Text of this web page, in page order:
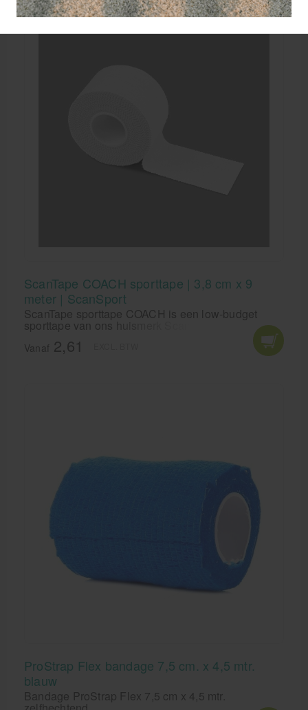
ScanTape COACH sporttape | 3,8 cm x 9
meter | ScanSport
ScanTape sporttape COACH is een low-budget
sporttape van ons huismerk Scansport. ScanTape
COACH is een inelastische sporttape voor het
voorkomen en behandelen van blessures. Sterke
Vanaf 2,61
ProStrap Flex bandage 7,5 cm. x 4,5 mtr.
blauw
Bandage ProStrap Flex 7,5 cm x 4,5 mtr.